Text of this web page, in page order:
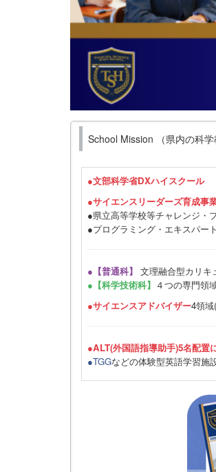
School Mission （県内の科学
●文部科学省DXハイスクール
●サイエンスリーダーズ育成事
●県立高等学校等チャレンジ・
●プログラミング・エキスパ
●【普通科】 文理融合型カリキ
●【科学技術科】 ４つの専門領
●サイエンスアドバイザー4領
●ALT(外国語指導助手)5名配置
●TGGなどの体験型英語学習施